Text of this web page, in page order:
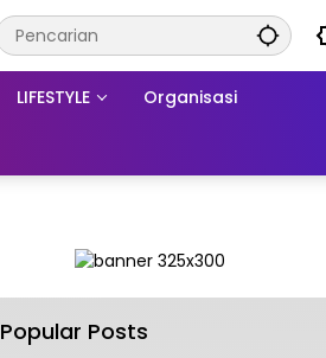
LIFESTYLE Organisasi
Popular Posts